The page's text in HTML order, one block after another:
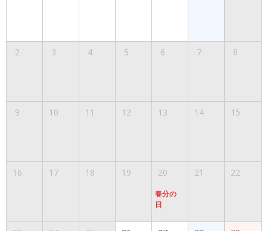
2 3 4 5 6 7 8
9 10 11 12 13 14 15
16 17 18 19 20
春分の
日
21 22